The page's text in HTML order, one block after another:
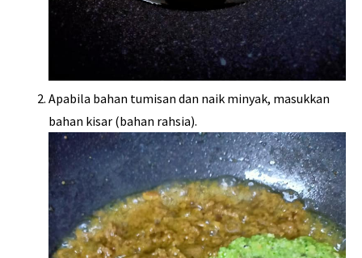
Apabila bahan tumisan dan naik minyak, masukkan
bahan kisar (bahan rahsia).